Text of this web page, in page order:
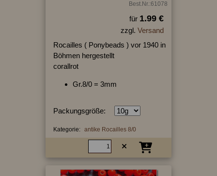
Best.Nr.:61078
für 1.99 €
zzgl. Versand
Rocailles ( Ponybeads ) vor 1940 in
Böhmen hergestellt
corallrot
Gr.8/0 = 3mm
Packungsgröße:
Kategorie: antike Rocailles 8/0